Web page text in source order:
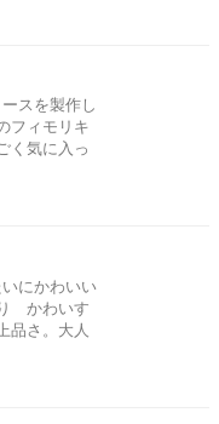
スを製作し
フィモリキ
く気に入っ
にかわいい
かわいす
品さ。大人